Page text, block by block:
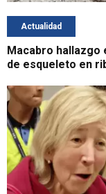
Actualidad
Macabro hallazgo
de esqueleto en